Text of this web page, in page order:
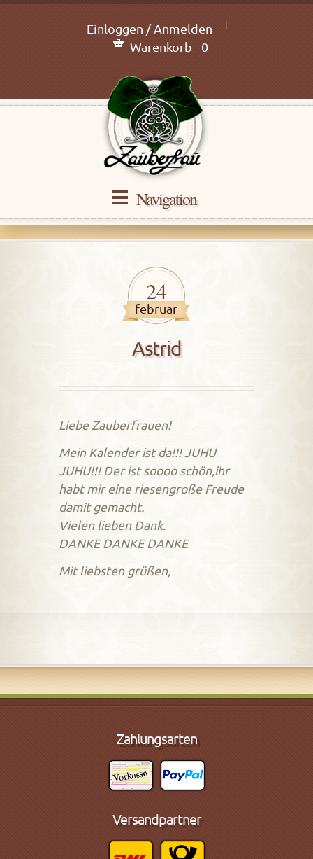
Einloggen / Anmelden
Warenkorb - 0
Navigation
24
februar
Astrid
Liebe Zauberfrauen!
Mein Kalender ist da!!! JUHU
JUHU!!! Der ist soooo schön,ihr
habt mir eine riesengroße Freude
damit gemacht.
Vielen lieben Dank.
DANKE DANKE DANKE
Mit liebsten grüßen,
Zahlungsarten
Versandpartner